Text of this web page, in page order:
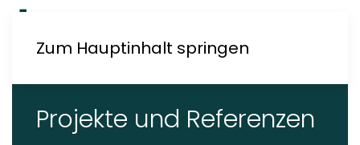
Zum Hauptinhalt springen
Projekte und Referenzen